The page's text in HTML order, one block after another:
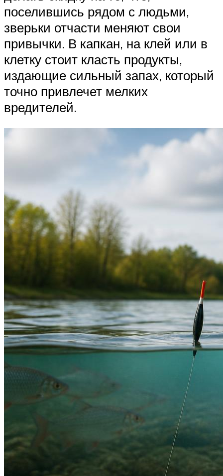
поселившись рядом с людьми,
зверьки отчасти меняют свои
привычки. В капкан, на клей или в
клетку стоит класть продукты,
издающие сильный запах, который
точно привлечет мелких
вредителей.